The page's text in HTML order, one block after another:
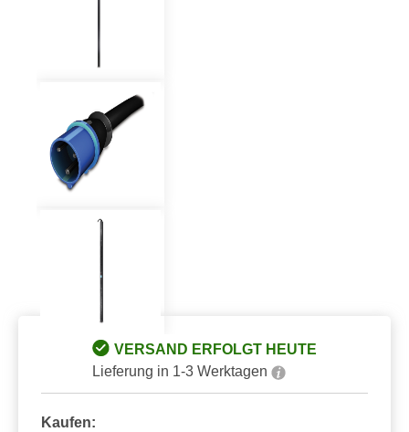
VERSAND ERFOLGT HEUTE
Lieferung in 1-3 Werktagen
Kaufen: